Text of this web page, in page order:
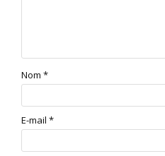
Nom *
E-mail *